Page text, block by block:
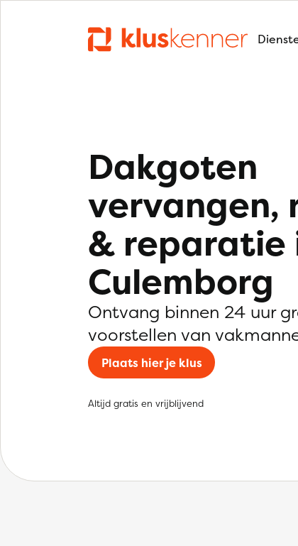
Dakgoten
vervangen,
& reparatie
Culemborg
Ontvang binnen 24 uur
voorstellen van
Plaats hier je klus
Altijd gratis en vrijblijvend